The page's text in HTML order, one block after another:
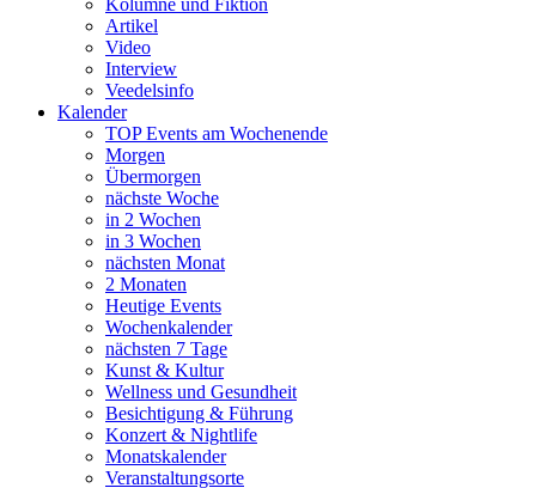
Kolumne und Fiktion
Artikel
Video
Interview
Veedelsinfo
Kalender
TOP Events am Wochenende
Morgen
Übermorgen
nächste Woche
in 2 Wochen
in 3 Wochen
nächsten Monat
2 Monaten
Heutige Events
Wochenkalender
nächsten 7 Tage
Kunst & Kultur
Wellness und Gesundheit
Besichtigung & Führung
Konzert & Nightlife
Monatskalender
Veranstaltungsorte